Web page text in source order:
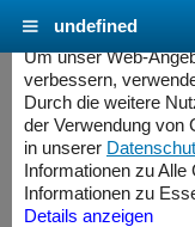
METTLER-
300T
Wägebereich: 60 /
Cookie
Um unser Web-
verbessern,
Durch die weitere
der Verwendung von
in unserer
Informationen zu
Informationen zu
Details anzeigen
undefined